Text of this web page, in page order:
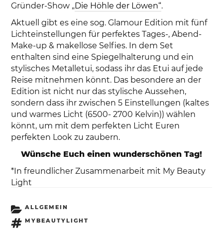
Gründer-Show „Die Höhle der Löwen“.
Aktuell gibt es eine sog. Glamour Edition mit fünf
Lichteinstellungen für perfektes Tages-, Abend-
Make-up & makellose Selfies. In dem Set
enthalten sind eine Spiegelhalterung und ein
stylisches Metalletui, sodass ihr das Etui auf jede
Reise mitnehmen könnt. Das besondere an der
Edition ist nicht nur das stylische Aussehen,
sondern dass ihr zwischen 5 Einstellungen (kaltes
und warmes Licht (6500- 2700 Kelvin)) wählen
könnt, um mit dem perfekten Licht Euren
perfekten Look zu zaubern.
Wünsche Euch einen wunderschönen Tag!
*In freundlicher Zusammenarbeit mit My Beauty
Light
KATEGORIEN
ALLGEMEIN
SCHLAGWÖRTER
MYBEAUTYLIGHT